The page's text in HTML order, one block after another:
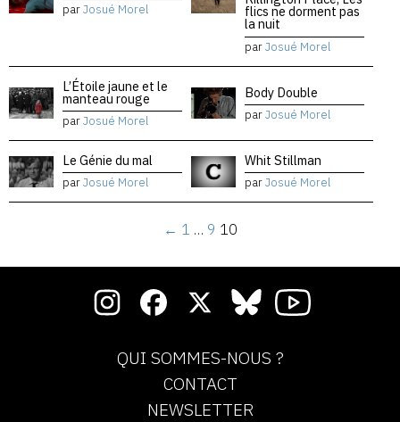
parJosué Morel flics ne dorment pas
la nuit
parJosué Morel
L’Étoile jaune et le
manteau rouge
parJosué Morel
Body Double
parJosué Morel
Le Génie du mal
parJosué Morel
Whit Stillman
parJosué Morel
← 1 … 9 10
QUI SOMMES-NOUS ?
CONTACT
NEWSLETTER